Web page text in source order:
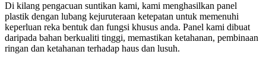
Di kilang pengacuan suntikan kami, kami menghasilkan panel
plastik dengan lubang kejuruteraan ketepatan untuk memenuhi
keperluan reka bentuk dan fungsi khusus anda. Panel kami dibuat
daripada bahan berkualiti tinggi, memastikan ketahanan, pembinaan
ringan dan ketahanan terhadap haus dan lusuh.